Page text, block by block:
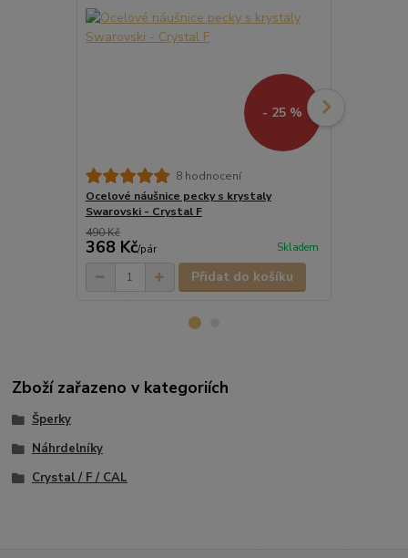
- 25 %
8 hodnocení
Ocelové náušnice pecky s krystaly
Swarovski - Crystal F
490 Kč
368 Kč/pár Skladem
Přidat do košíku
Zboží zařazeno v kategoriích
Šperky
Náhrdelníky
Crystal / F / CAL